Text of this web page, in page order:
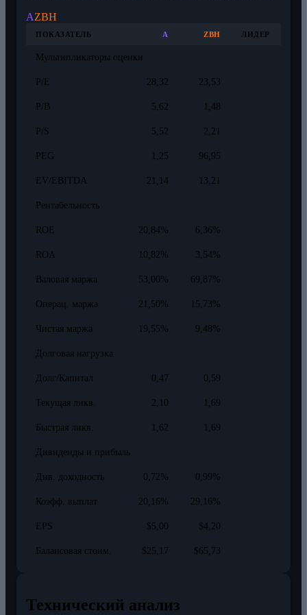
AZBH
ПОКАЗАТЕЛЬ A ZBH ЛИДЕР
Мультипликаторы оценки
P/E 28,32 23,53
P/B 5,62 1,48
P/S 5,52 2,21
PEG 1,25 96,95
EV/EBITDA 21,14 13,21
Рентабельность
ROE 20,84% 6,36%
ROA 10,82% 3,54%
Валовая маржа 53,00% 69,87%
Операц. маржа 21,50% 15,73%
Чистая маржа 19,55% 9,48%
Долговая нагрузка
Долг/Капитал 0,47 0,59
Текущая ликв. 2,10 1,69
Быстрая ликв. 1,62 1,69
Дивиденды и прибыль
Див. доходность 0,72% 0,99%
Коэфф. выплат 20,16% 29,16%
EPS $5,00 $4,20
Балансовая стоим. $25,17 $65,73
Технический анализ